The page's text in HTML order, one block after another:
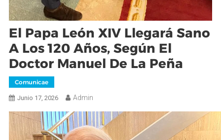
El Papa León XIV Llegará Sano
A Los 120 Años, Según El
Doctor Manuel De La Peña
Comunicae
Junio 17, 2026 Admin